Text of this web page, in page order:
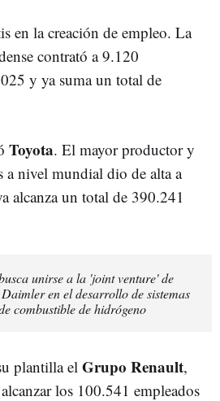
en la creación de empleo. La
contrató a 9.120
y ya suma un total de
Toyota. El mayor productor y
a nivel mundial dio de alta a
alcanza un total de 390.241
unirse a la 'joint venture' de
en el desarrollo de sistemas
combustible de hidrógeno
plantilla el Grupo Renault,
los 100.541 empleados